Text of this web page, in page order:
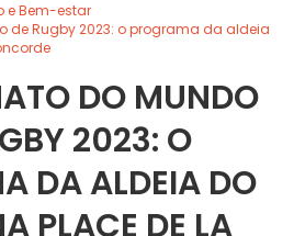
e Bem-estar
de Rugby 2023: o programa da aldeia
DO MUNDO
2023: O
DA ALDEIA DO
PLACE DE LA